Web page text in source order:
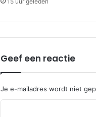
Geef een reactie
Je e-mailadres wordt niet